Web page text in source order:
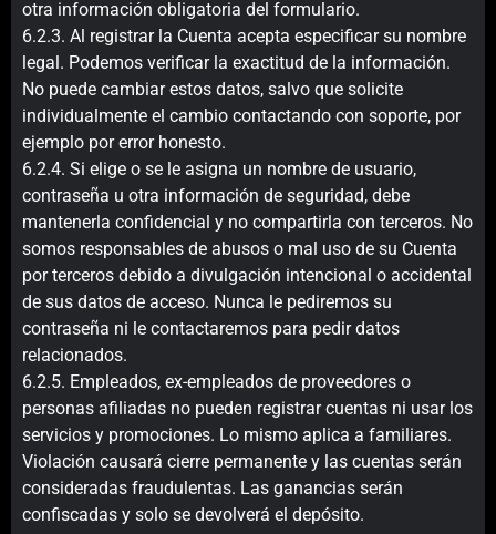
otra información obligatoria del formulario.
6.2.3. Al registrar la Cuenta acepta especificar su nombre
legal. Podemos verificar la exactitud de la información.
No puede cambiar estos datos, salvo que solicite
individualmente el cambio contactando con soporte, por
ejemplo por error honesto.
6.2.4. Si elige o se le asigna un nombre de usuario,
contraseña u otra información de seguridad, debe
mantenerla confidencial y no compartirla con terceros. No
somos responsables de abusos o mal uso de su Cuenta
por terceros debido a divulgación intencional o accidental
de sus datos de acceso. Nunca le pediremos su
contraseña ni le contactaremos para pedir datos
relacionados.
6.2.5. Empleados, ex-empleados de proveedores o
personas afiliadas no pueden registrar cuentas ni usar los
servicios y promociones. Lo mismo aplica a familiares.
Violación causará cierre permanente y las cuentas serán
consideradas fraudulentas. Las ganancias serán
confiscadas y solo se devolverá el depósito.